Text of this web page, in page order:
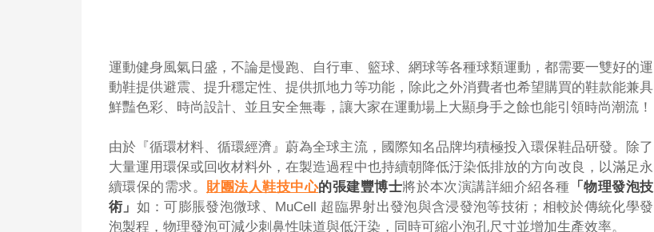
運動健身風氣日盛，不論是慢跑、自行車、籃球、網球等各種球類運動，都需要一雙好的運
動鞋提供避震、提升穩定性、提供抓地力等功能，除此之外消費者也希望購買的鞋款能兼具
鮮豔色彩、時尚設計、並且安全無毒，讓大家在運動場上大顯身手之餘也能引領時尚潮流！
由於『循環材料、循環經濟』蔚為全球主流，國際知名品牌均積極投入環保鞋品研發。除了
大量運用環保或回收材料外，在製造過程中也持續朝降低汙染低排放的方向改良，以滿足永
續環保的需求。 財團法人鞋技中心的張建豐博士將於本次演講詳細介紹各種 「物理發泡技
術」 如：可膨脹發泡微球、MuCell 超臨界射出發泡與含浸發泡等技術；相較於傳統化學發
泡製程，物理發泡可減少刺鼻性味道與低汙染，同時可縮小泡孔尺寸並增加生產效率。